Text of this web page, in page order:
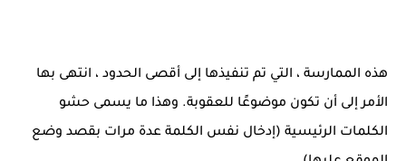
هذه الممارسة ، التي تم تنفيذها إلى أقصى الحدود ، انتهى بها
الأمر إلى أن تكون موضوعًا للعقوبة. وهذا ما يسمى حشو
الكلمات الرئيسية (إدخال نفس الكلمة عدة مرات بقصد وضع